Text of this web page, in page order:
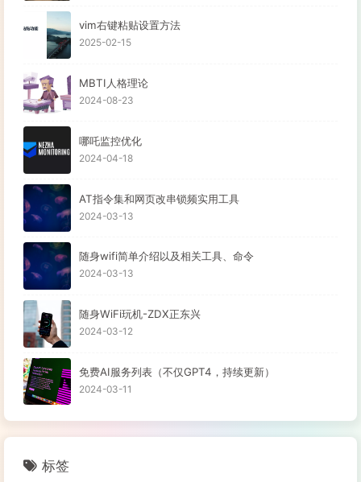
vim右键粘贴设置方法
2025-02-15
MBTI人格理论
2024-08-23
哪吒监控优化
2024-04-18
AT指令集和网页改串锁频实用工具
2024-03-13
随身wifi简单介绍以及相关工具、命令
2024-03-13
随身WiFi玩机-ZDX正东兴
2024-03-12
免费AI服务列表（不仅GPT4，持续更新）
2024-03-11
标签